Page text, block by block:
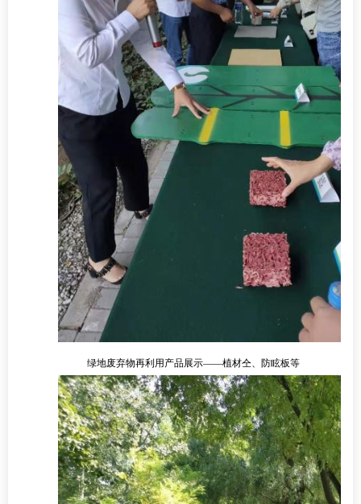
绿地废弃物再利用产品展示——植材仝、防眩板等